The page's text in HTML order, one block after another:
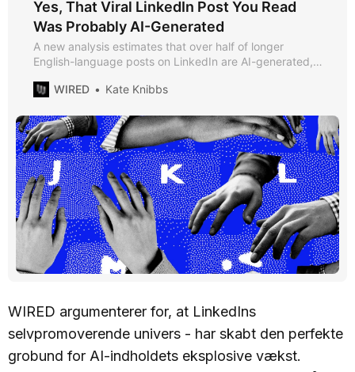
Yes, That Viral LinkedIn Post You Read
Was Probably AI-Generated
A new analysis estimates that over half of longer
English-language posts on LinkedIn are AI-generated,
success.
WIRED Kate Knibbs
WIRED argumenterer for, at LinkedIns
selvpromoverende univers - har skabt den perfekte
grobund for AI-indholdets eksplosive vækst.